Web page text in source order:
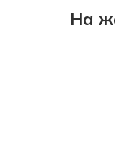
На